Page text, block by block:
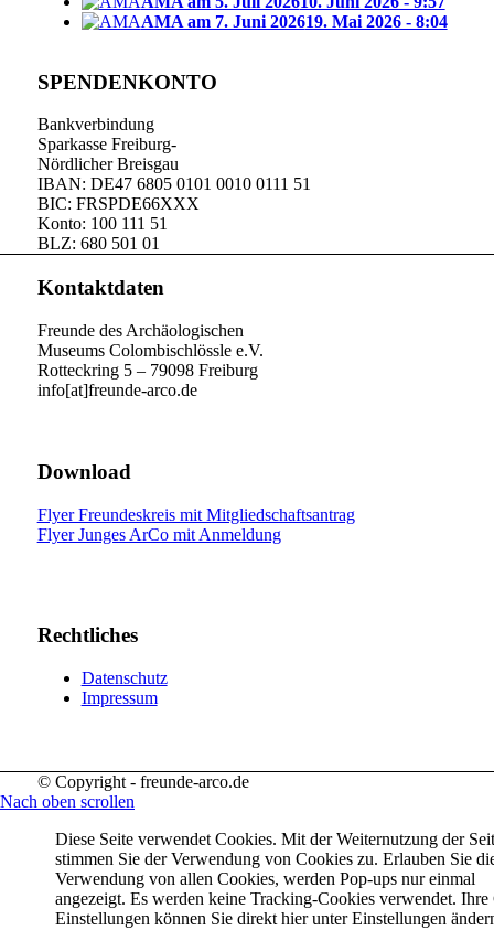
AMA am 7. Juni 202619. Mai 2026 - 8:04
SPENDENKONTO
Bankverbindung
Sparkasse Freiburg-
Nördlicher Breisgau
IBAN: DE47 6805 0101 0010 0111 51
BIC: FRSPDE66XXX
Konto: 100 111 51
BLZ: 680 501 01
Kontaktdaten
Freunde des Archäologischen
Museums Colombischlössle e.V.
Rotteckring 5 – 79098 Freiburg
info[at]freunde-arco.de
Download
Flyer Freundeskreis mit Mitgliedschaftsantrag
Flyer Junges ArCo mit Anmeldung
Rechtliches
Datenschutz
Impressum
© Copyright - freunde-arco.de
Nach oben scrollen
Diese Seite verwendet Cookies. Mit der Weiternutzung der
stimmen Sie der Verwendung von Cookies zu. Erlauben Sie
Verwendung von allen Cookies, werden Pop-ups nur einmal
angezeigt. Es werden keine Tracking-Cookies verwendet.
Einstellungen können Sie direkt hier unter Einstellungen